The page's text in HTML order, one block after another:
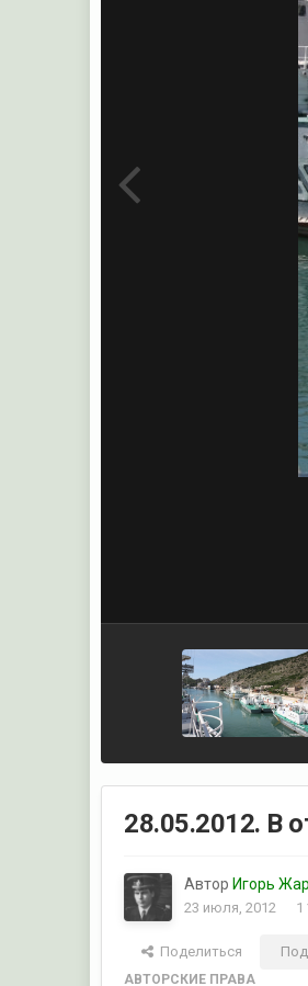
28.05.2012. В
Автор Игорь
23 июля, 2012 1
Поделиться
АВТОРСКИЕ ПРАВА